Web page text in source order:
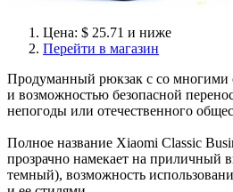
Цена: $ 25.71 и ниже
Перейти в магазин
Продуманный рюкзак с со многими
и возможностью безопасной
непогоды или отечественного
Полное название Xiaomi Classic
прозрачно намекает на приличный
темный), возможность